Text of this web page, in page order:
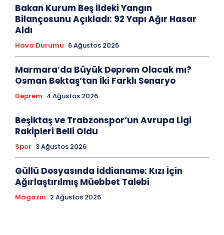
Bakan Kurum Beş İldeki Yangın
Bilançosunu Açıkladı: 92 Yapı Ağır Hasar
Aldı
Hava Durumu 6 Ağustos 2026
Marmara’da Büyük Deprem Olacak mı?
Osman Bektaş’tan İki Farklı Senaryo
Deprem 4 Ağustos 2026
Beşiktaş ve Trabzonspor’un Avrupa Ligi
Rakipleri Belli Oldu
Spor 3 Ağustos 2026
Güllü Dosyasında İddianame: Kızı İçin
Ağırlaştırılmış Müebbet Talebi
Magazin 2 Ağustos 2026